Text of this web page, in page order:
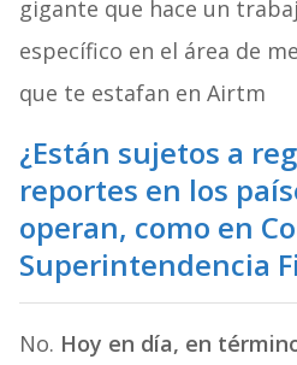
gigante que hace un
específico en el área de
que te estafan en Airtm
¿Están sujetos a
reportes en los
operan, como en
Superintendencia
No. Hoy en día, en